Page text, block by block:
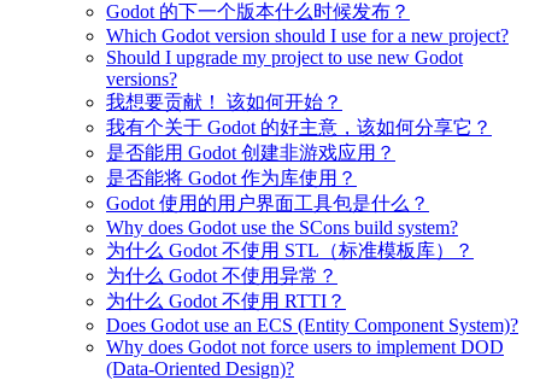
Godot 的下一个版本什么时候发布？
Which Godot version should I use for a new project?
Should I upgrade my project to use new Godot
versions?
我想要贡献！ 该如何开始？
我有个关于 Godot 的好主意，该如何分享它？
是否能用 Godot 创建非游戏应用？
是否能将 Godot 作为库使用？
Godot 使用的用户界面工具包是什么？
Why does Godot use the SCons build system?
为什么 Godot 不使用 STL（标准模板库）？
为什么 Godot 不使用异常？
为什么 Godot 不使用 RTTI？
Does Godot use an ECS (Entity Component System)?
Why does Godot not force users to implement DOD
(Data-Oriented Design)?